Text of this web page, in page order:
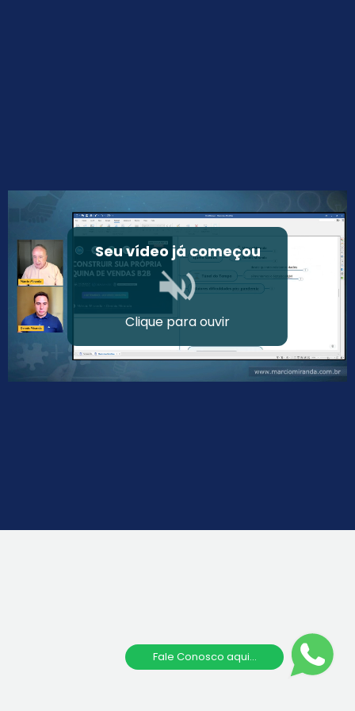
Seu vídeo já começou
Clique para ouvir
Fale Conosco aqui...